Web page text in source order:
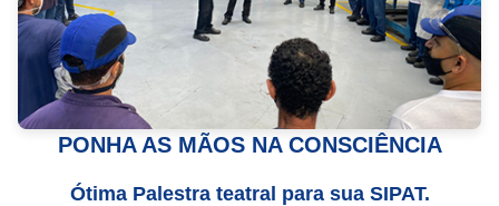
PONHA AS MÃOS NA CONSCIÊNCIA
Ótima Palestra teatral para sua SIPAT.